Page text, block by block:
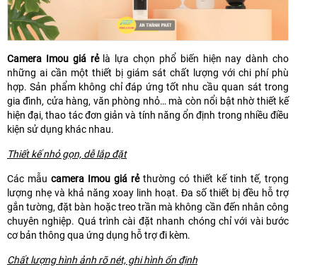
Camera Imou giá rẻlà lựa chọn phổ biến hiện nay dành cho
những ai cần một thiết bị giám sát chất lượng với chi phí phù
hợp. Sản phẩm không chỉ đáp ứng tốt nhu cầu quan sát trong
gia đình, cửa hàng, văn phòng nhỏ… mà còn nổi bật nhờ thiết kế
hiện đại, thao tác đơn giản và tính năng ổn định trong nhiều điều
kiện sử dụng khác nhau.
Thiết kế nhỏ gọn, dễ lắp đặt
Các mẫu camera Imou giá rẻ thường có thiết kế tinh tế, trọng
lượng nhẹ và khả năng xoay linh hoạt. Đa số thiết bị đều hỗ trợ
gắn tường, đặt bàn hoặc treo trần mà không cần đến nhân công
chuyên nghiệp. Quá trình cài đặt nhanh chóng chỉ với vài bước
cơ bản thông qua ứng dụng hỗ trợ đi kèm.
Chất lượng hình ảnh rõ nét, ghi hình ổn định